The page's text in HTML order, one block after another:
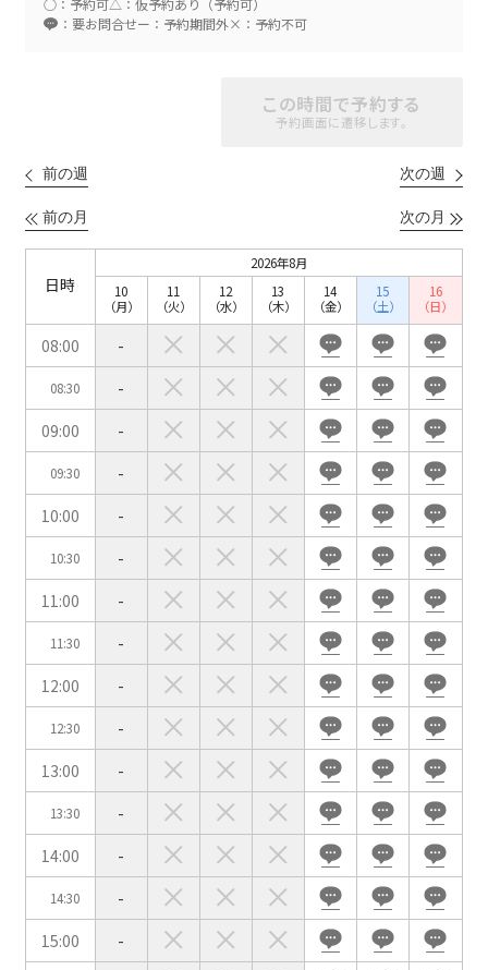
○：予約可△：仮予約あり（予約可）
：要お問合せー：予約期間外×：予約不可
この時間で予約する
予約画面に遷移します。
前の週 次の週
前の月 次の月
日時
2026年8月
10
（月）
11
（火）
12
（水）
13
（木）
14
（金）
15
（土）
16
（日）
08:00 -
08:30
-
09:00
-
09:30
-
10:00
-
10:30
-
11:00
-
11:30
-
12:00
-
12:30
-
13:00
-
13:30
-
14:00
-
14:30
-
15:00
-
03-3346-1396
受付時間 9:00～18:00（土日祝日・年末年始を除く）
WEBからのお問合せ
お問合せフォーム
3名掛け
形式
口の字型 島型 T字島型
面積
会場の種類
イベントホール 会議室
こだわり条件 ※複数選択可能
特長で選ぶ
駅直結
天井高3.5ｍ以上
窓があり開放感のある
会場
喫煙所あり
大型スクリーンあり
控室あり
4t車以上荷捌きあり
裏導線あり
時間貸し駐車場あり
専有回線(NURO)あり